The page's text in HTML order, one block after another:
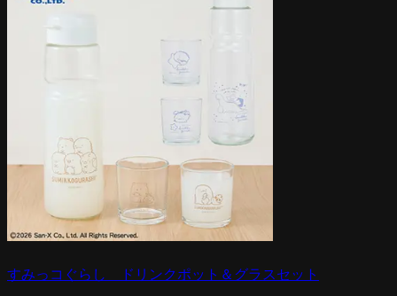
すみっコぐらし ドリンクポット＆グラスセット